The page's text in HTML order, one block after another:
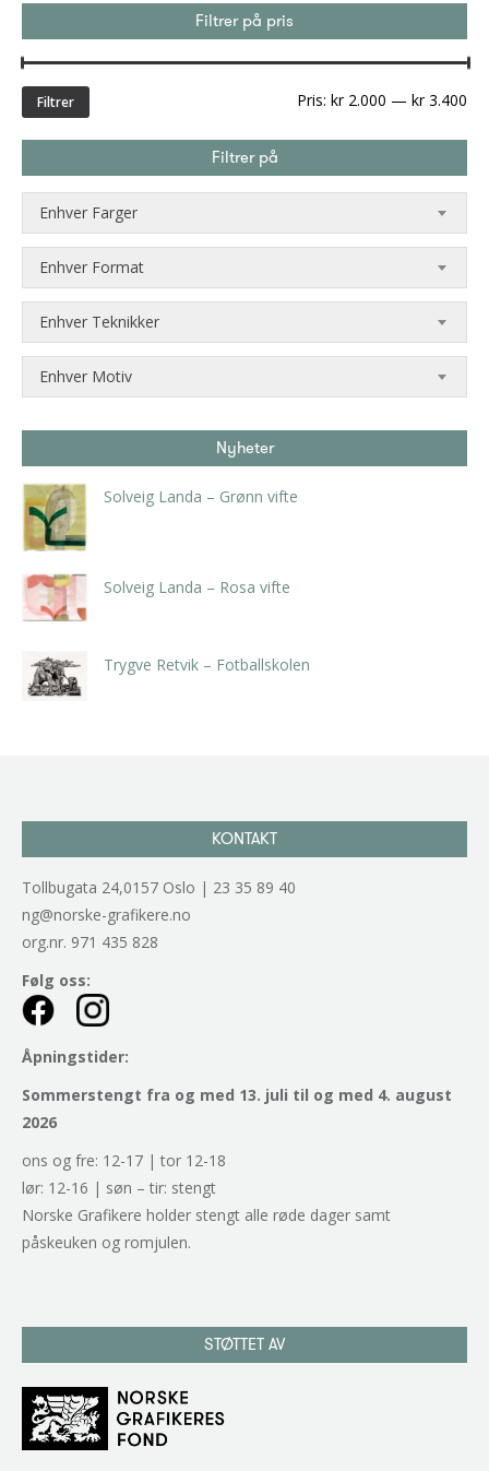
Filtrer på pris
Filtrer Pris: kr 2.000 — kr 3.400
Filtrer på
Enhver Farger
Enhver Format
Enhver Teknikker
Enhver Motiv
Nyheter
Solveig Landa – Grønn vifte
Solveig Landa – Rosa vifte
Trygve Retvik – Fotballskolen
KONTAKT
Tollbugata 24,0157 Oslo | 23 35 89 40
ng@norske-grafikere.no
org.nr. 971 435 828
Følg oss:
Åpningstider:
Sommerstengt fra og med 13. juli til og med 4. august
2026
ons og fre: 12-17 | tor 12-18
lør: 12-16 | søn – tir: stengt
Norske Grafikere holder stengt alle røde dager samt
påskeuken og romjulen.
STØTTET AV